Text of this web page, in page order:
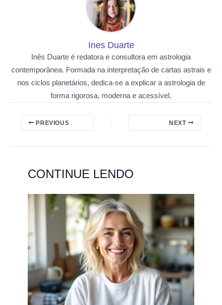
Ines Duarte
Inês Duarte é redatora e consultora em astrologia
contemporânea. Formada na interpretação de cartas astrais e
nos ciclos planetários, dedica-se a explicar a astrologia de
forma rigorosa, moderna e acessível.
PREVIOUS NEXT
CONTINUE LENDO